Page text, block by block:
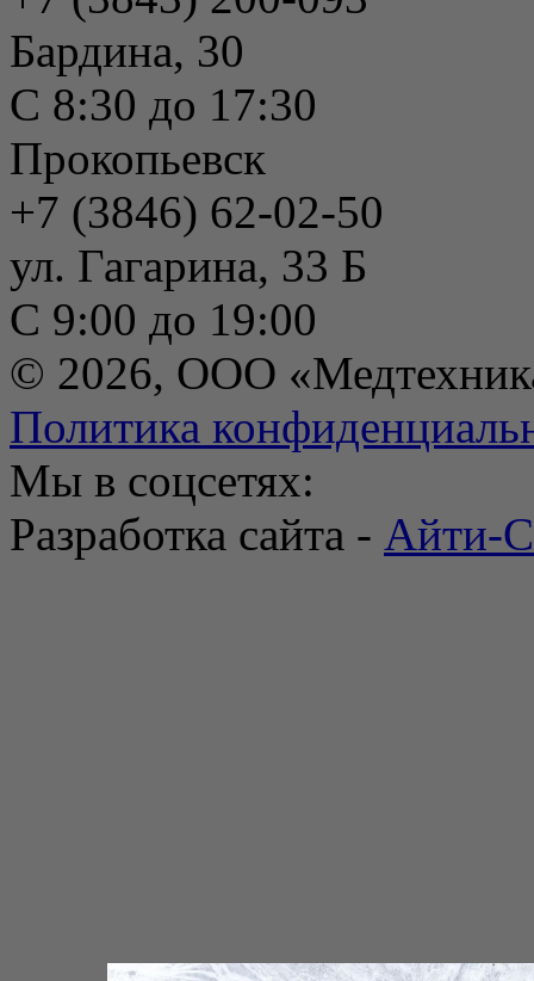
Бардина, 30
С 8:30 до 17:30
Прокопьевск
+7 (3846) 62-02-50
ул. Гагарина, 33 Б
С 9:00 до 19:00
© 2026, ООО
Политика
Мы в соцсетях:
Разработка сайта - Айти-